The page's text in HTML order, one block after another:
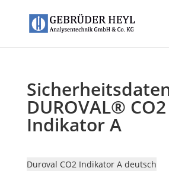
DUROVAL® CO2
Indikator A
Duroval CO2 Indikator A deutsch